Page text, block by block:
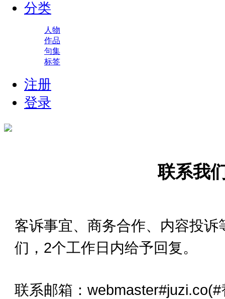
分类
人物
作品
句集
标签
注册
登录
联系我
客诉事宜、商务合作、内容投诉
们，2个工作日内给予回复。
联系邮箱：